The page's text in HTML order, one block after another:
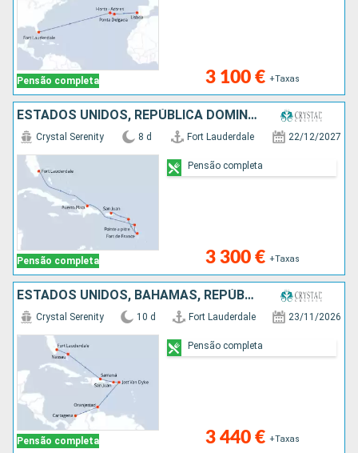
Pensão completa 3 100 € +Taxas
ESTADOS UNIDOS, REPÚBLICA DOMINICANA, GUADALUPE, MARTINICA, PORTO RICO
Pensão completa
Crystal Serenity 8 d Fort Lauderdale 22/12/2027
3 300 € +Taxas
Pensão completa
ESTADOS UNIDOS, BAHAMAS, REPÚBLICA DOMINICANA, PORTO RICO, JOST VAN DYKE, ARUBA, COLÔMBIA
Pensão completa
Crystal Serenity 10 d Fort Lauderdale 23/11/2026
3 440 € +Taxas
Pensão completa